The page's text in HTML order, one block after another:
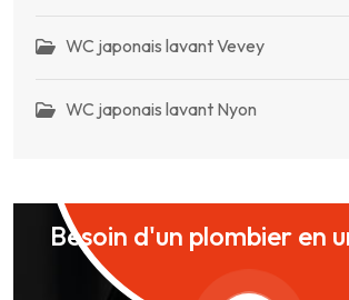
WC japonais lavant Vevey
WC japonais lavant Nyon
Besoin d'un plombier en